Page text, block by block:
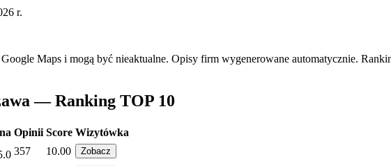
r.
Maps i mogą być nieaktualne. Opisy firm wygenerowane automatycznie.
— Ranking TOP 10
Opinii Score Wizytówka
357 10.00 Zobacz